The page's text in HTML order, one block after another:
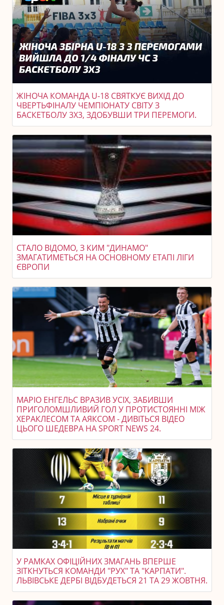
ЖІНОЧА КОМАНДА U-18 СВЯТКУЄ ВИХІД ДО
ЧВЕРТЬФІНАЛУ ЧЕМПІОНАТУ СВІТУ З
БАСКЕТБОЛУ 3X3, ЗДОБУВШИ ТРИ ПЕРЕМОГИ.
СТАЛО ВІДОМО, З КИМ "ДИНАМО"
ЗМАГАТИМЕТЬСЯ НА ОСНОВНОМУ ЕТАПІ ЛІГИ
ЄВРОПИ
МАРІО ЕНГЕЛЬС ВРАЗИВ УСІХ, ЗАБИВШИ
ПРИГОЛОМШЛИВИЙ ГОЛ У ПРОТИСТОЯННІ МІЖ
ХЕРАКЛЕСОМ ТА АЯКСОМ - ДИВІТЬСЯ ВІДЕО
ЦЬОГО ШЕДЕВРА НА SPORT NEWS 24.
У РАМКАХ ОФІЦІЙНИХ ЗМАГАНЬ ВПЕРШЕ
ЗІТКНУТЬСЯ КОМАНДИ "РУХ" ТА "КАРПАТИ".
ЛЬВІВСЬКЕ ДЕРБІ ВІДБУДЕТЬСЯ 21 ТА 29 ЖОВТНЯ.